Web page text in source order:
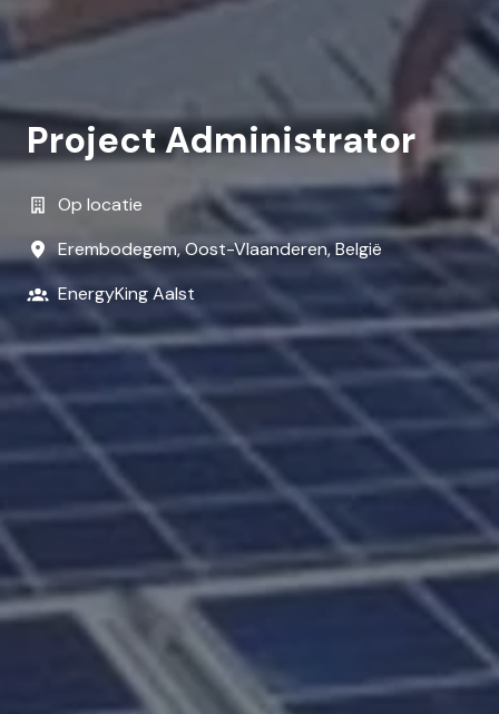
Project Administrator
Op locatie
Erembodegem,Oost-Vlaanderen,België
EnergyKing Aalst